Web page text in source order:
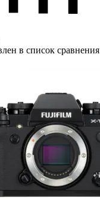
в список сравнения